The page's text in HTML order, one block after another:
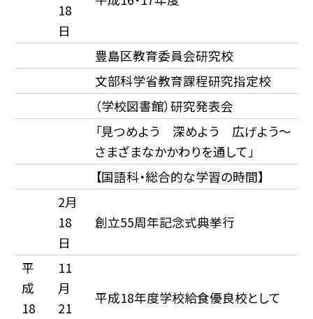
18
日
豊島区教育委員会研究校
文部科学省教育課程研究指定校
（学校図書館）研究発表会
「見つめよう 深めよう 広げよう〜
さまざまなかかわりを通して」
【国語科・総合的な学習の時間】
2月
18
日
創立55周年記念式典挙行
平
成
18
11
月
21
平成18年度学校給食優良校として